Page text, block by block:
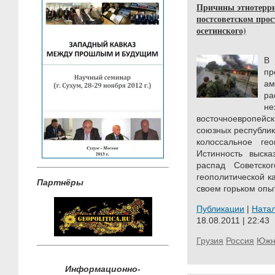
Партнёры
Информационно-
Причины
постсоветском
осетинского)
В
союзных
колоссальное
Истинность
распад
геополитической
своем горьком
Публикации |
18.08.2011 | 22:43
Грузия Россия